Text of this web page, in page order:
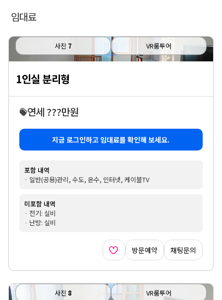
임대료
사진 7 VR룸투어
1인실 분리형
연세 ???만원
지금 로그인하고 임대료를 확인해 보세요.
포함 내역
· 일반(공용)관리, 수도, 온수, 인터넷, 케이블TV
미포함 내역
· 전기: 실비
· 난방: 실비
방문예약 채팅문의
사진 8 VR룸투어